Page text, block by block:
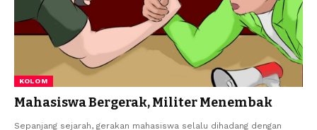
KOLOM
Mahasiswa Bergerak, Militer Menembak
Sepanjang sejarah, gerakan mahasiswa selalu dihadang dengan